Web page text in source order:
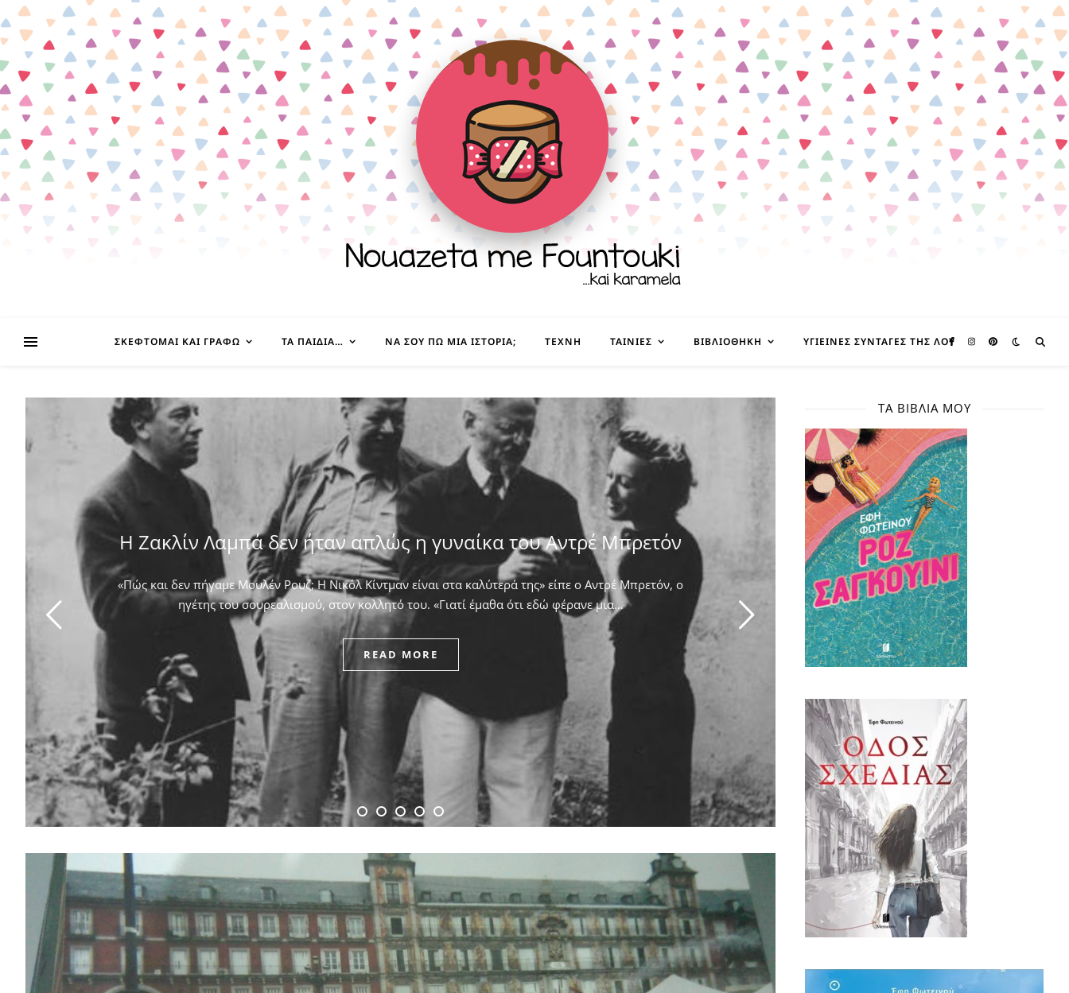
ΣΚΈΦΤΟΜΑΙ ΚΑΙ ΓΡΆΦΩ ΤΑ ΠΑΙΔΊΑ… ΝΑ ΣΟΥ ΠΩ ΜΙΑ ΙΣΤΟΡΊΑ; ΤΈΧΝΗ ΤΑΙΝΊΕΣ ΒΙΒΛΙΟΘΉΚΗ ΥΓΙΕΙΝΈΣ ΣΥΝΤΑΓΈΣ ΤΗΣ ΛΟΥ
Η Ζακλίν Λαμπά δεν ήταν απλώς η γυναίκα του Αντρέ Μπρετόν
«Πώς και δεν πήγαμε Μουλέν Ρουζ; Η Νικόλ Κίντμαν είναι στα καλύτερά της» είπε ο Αντρέ Μπρετόν, ο
ηγέτης του σουρεαλισμού, στον κολλητό του. ​«Γιατί έμαθα ότι εδώ φέρανε μια…
READ MORE
ΤΑ ΒΙΒΛΊΑ ΜΟΥ